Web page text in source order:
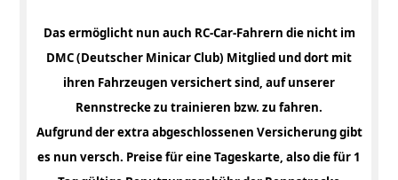
Das ermöglicht nun auch RC-Car-Fahrern die nicht im
DMC (Deutscher Minicar Club) Mitglied und dort mit
ihren Fahrzeugen versichert sind, auf unserer
Rennstrecke zu trainieren bzw. zu fahren.
Aufgrund der extra abgeschlossenen Versicherung gibt
es nun versch. Preise für eine Tageskarte, also die für 1